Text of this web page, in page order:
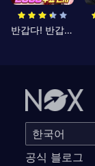
반갑다! 반갑삼국지
공식 블로그